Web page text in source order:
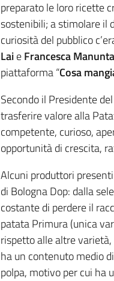
preparato le loro ricette
sostenibili; a stimolare il
curiosità del pubblico
LaieFrancesca Manunta
piattaforma “Cosa
Secondo il Presidente
trasferire valore alla
competente, curioso,
opportunità di crescita,
Alcuni produttori
di Bologna Dop: dalla
costante di perdere il
patata Primura (unica
rispetto alle altre
ha un contenuto medio
polpa, motivo per cui ha